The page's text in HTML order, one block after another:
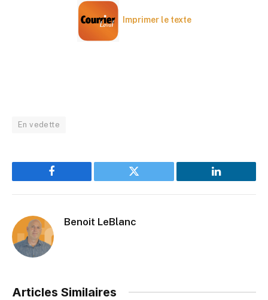
Imprimer le texte
En vedette
Facebook Twitter LinkedIn
Benoit LeBlanc
Articles Similaires